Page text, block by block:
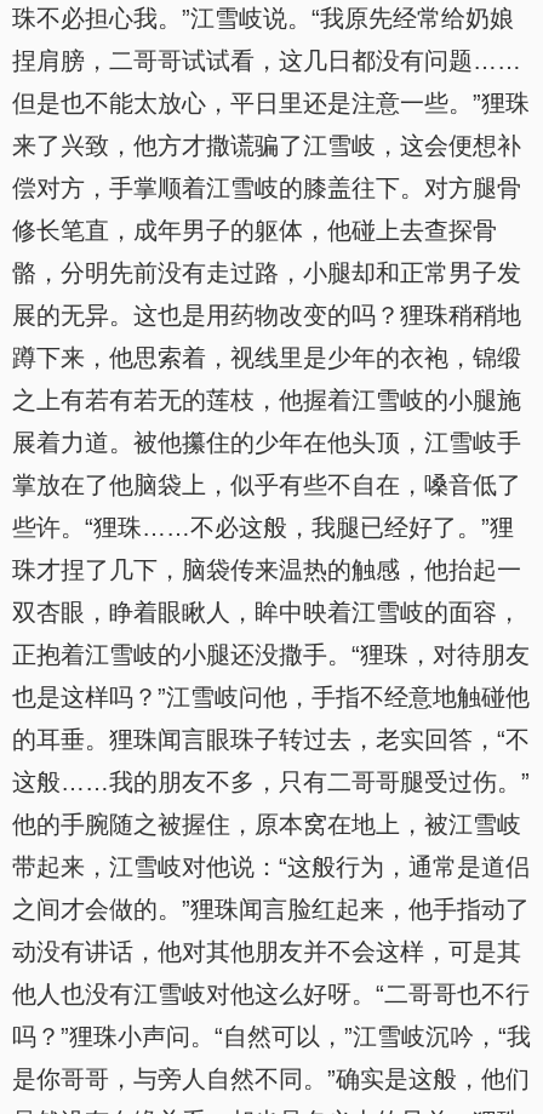
珠不必担心我。”江雪岐说。“我原先经常给奶娘
捏肩膀，二哥哥试试看，这几日都没有问题……
但是也不能太放心，平日里还是注意一些。”狸珠
来了兴致，他方才撒谎骗了江雪岐，这会便想补
偿对方，手掌顺着江雪岐的膝盖往下。对方腿骨
修长笔直，成年男子的躯体，他碰上去查探骨
骼，分明先前没有走过路，小腿却和正常男子发
展的无异。这也是用药物改变的吗？狸珠稍稍地
蹲下来，他思索着，视线里是少年的衣袍，锦缎
之上有若有若无的莲枝，他握着江雪岐的小腿施
展着力道。被他攥住的少年在他头顶，江雪岐手
掌放在了他脑袋上，似乎有些不自在，嗓音低了
些许。“狸珠……不必这般，我腿已经好了。”狸
珠才捏了几下，脑袋传来温热的触感，他抬起一
双杏眼，睁着眼瞅人，眸中映着江雪岐的面容，
正抱着江雪岐的小腿还没撒手。“狸珠，对待朋友
也是这样吗？”江雪岐问他，手指不经意地触碰他
的耳垂。狸珠闻言眼珠子转过去，老实回答，“不
这般……我的朋友不多，只有二哥哥腿受过伤。”
他的手腕随之被握住，原本窝在地上，被江雪岐
带起来，江雪岐对他说：“这般行为，通常是道侣
之间才会做的。”狸珠闻言脸红起来，他手指动了
动没有讲话，他对其他朋友并不会这样，可是其
他人也没有江雪岐对他这么好呀。“二哥哥也不行
吗？”狸珠小声问。“自然可以，”江雪岐沉吟，“我
是你哥哥，与旁人自然不同。”确实是这般，他们